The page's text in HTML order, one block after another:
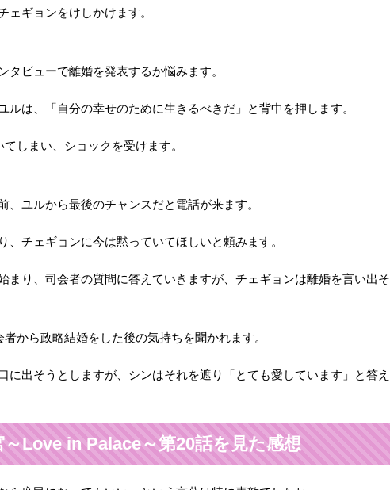
ェギョンをけしかけます。
タビューで離婚を発表するか悩みます。
ルは、「自分の幸せのために生きるべきだ」と背中を押します。
しまい、ショックを受けます。
、ユルから最後のチャンスだと電話が来ます。
、チェギョンに今は黙っていてほしいと頼みます。
まり、司会者の質問に答えていきますが、チェギョンは離婚を言い出そ
から政略結婚をした後の気持ちを聞かれます。
に出そうとしますが、シンはそれを遮り「とても愛しています」と答え
～Love in Palace～第20話を見た感想